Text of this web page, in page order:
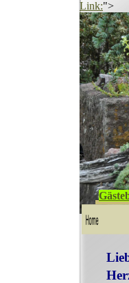
Link:">